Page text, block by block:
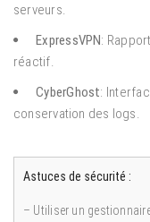
serveurs.
ExpressVPN:
réactif.
CyberGhost:
conservation des logs.
Astuces de sécurité :
– Utiliser un